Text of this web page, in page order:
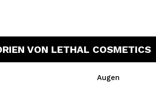
VON LETHAL COSMETICS
Augen